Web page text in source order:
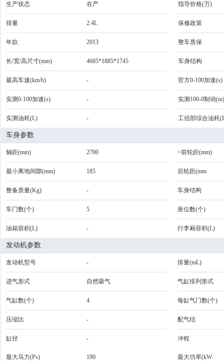
生产状态 在产 指导价格(万)
排量 2.4L 保修政策
年款 2013 整车质保
长/宽/高尺寸(mm) 4685*1885*1745 车身结构
最高车速(km/h) - 官方0-100加速(s)
实测0-100加速(s) - 实测100-0制动(m)
实测油耗(L) - 工信部综合油耗
车身参数
轴距(mm) 2700 >前轮距(mm)
最小离地间隙(mm) 185 后轮距(mm
整备质量(Kg) - 车身结构
车门数(个) 5 座位数(个)
油箱容积(L) - 行李厢容积(L)
发动机参数
发动机型号 - 排量(mL)
进气形式 自然吸气 气缸排列形式
气缸数(个) 4 每缸气门数(个)
压缩比 - 配气结
缸径 - 冲程
最大马力(Ps) 190 最大功率(kW